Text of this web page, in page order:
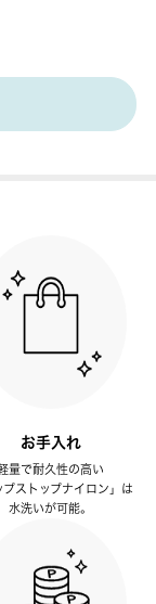
お手入れ
量で耐久性の高い
プストップナイロン」は
水洗いが可能。